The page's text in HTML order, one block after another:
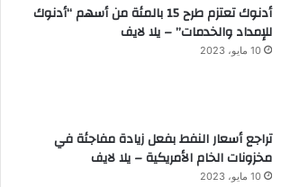
أدنوك تعتزم طرح 15 بالمئة من أسهم “أدنوك
للإمداد والخدمات” – يلا لايف
10 مايو، 2023
تراجع أسعار النفط بفعل زيادة مفاجئة في
مخزونات الخام الأمريكية – يلا لايف
10 مايو، 2023